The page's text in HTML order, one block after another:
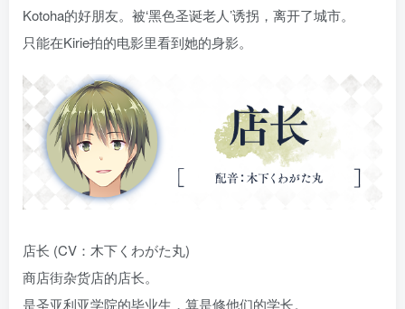
Kotoha的好朋友。被‘黑色圣诞老人’诱拐，离开了城市。
只能在Kirie拍的电影里看到她的身影。
店长 (CV：木下くわがた丸)
商店街杂货店的店长。
是圣亚利亚学院的毕业生，算是修他们的学长。